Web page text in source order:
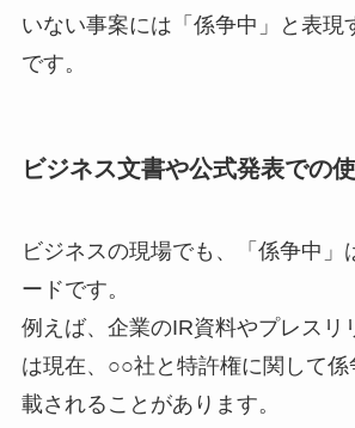
いない事案には「係争中」と表現
です。
ビジネス文書や公式発表での
ビジネスの現場でも、「係争中」
ードです。
例えば、企業のIR資料やプレスリ
は現在、○○社と特許権に関して
載されることがあります。